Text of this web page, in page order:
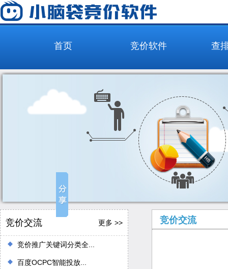
首页 竞价软件 查
竞价交流 更多 >>
竞价推广关键词分类全...
百度OCPC智能投放...
竞价交流